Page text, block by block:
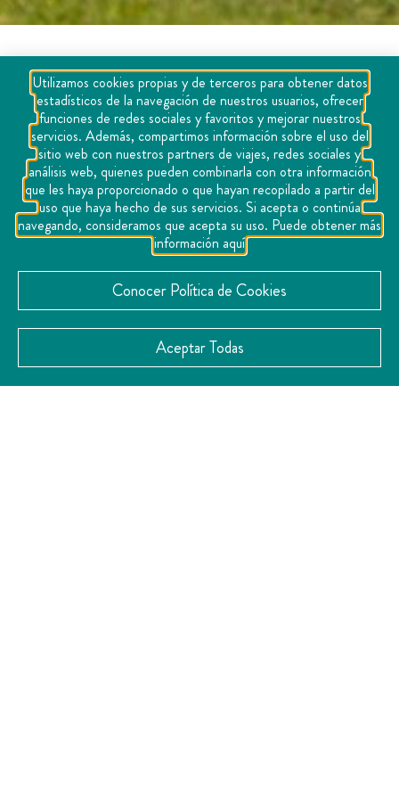
También te
puede interesar
Utilizamos cookies propias y de terceros para obtener datos
estadísticos de la navegación de nuestros usuarios, ofrecer
funciones de redes sociales y favoritos y mejorar nuestros
servicios. Además, compartimos información sobre el uso del
sitio web con nuestros partners de viajes, redes sociales y
análisis web, quienes pueden combinarla con otra información
que les haya proporcionado o que hayan recopilado a partir del
uso que haya hecho de sus servicios. Si acepta o continúa
navegando, consideramos que acepta su uso. Puede obtener más
información aquí
Conocer Política de Cookies
Aceptar Todas